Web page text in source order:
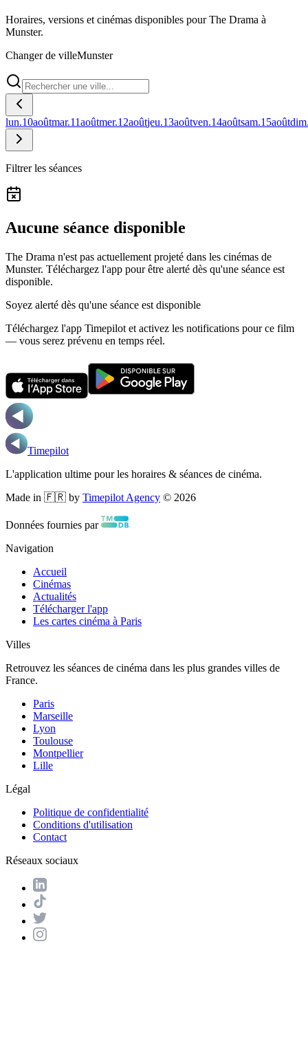
Horaires, versions et cinémas disponibles pour The Drama à
Munster.
Changer de villeMunster
lun.10aoûtmar.11aoûtmer.12aoûtjeu.13aoûtven.14aoûtsam.15août
Filtrer les séances
Aucune séance disponible
The Drama n'est pas actuellement projeté dans les cinémas de
Munster. Téléchargez l'app pour être alerté dès qu'une séance est
disponible.
Soyez alerté dès qu'une séance est disponible
Téléchargez l'app Timepilot et activez les notifications pour ce film
— vous serez prévenu en temps réel.
Timepilot
L'application ultime pour les horaires & séances de cinéma.
Made in 🇫🇷 by Timepilot Agency © 2026
Données fournies par
Navigation
Accueil
Cinémas
Actualités
Télécharger l'app
Les cartes cinéma à Paris
Villes
Retrouvez les séances de cinéma dans les plus grandes villes de
France.
Paris
Marseille
Lyon
Toulouse
Montpellier
Lille
Légal
Politique de confidentialité
Conditions d'utilisation
Contact
Réseaux sociaux